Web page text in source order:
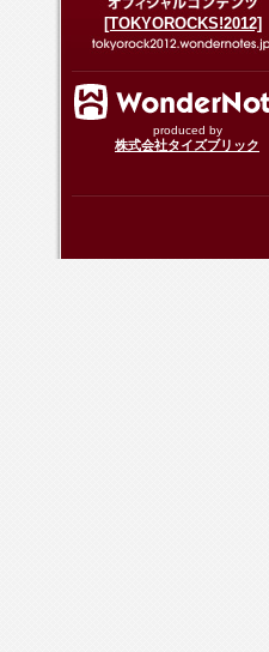
[TOKYOROCKS!2012]
produced by
株式会社タイズブリック